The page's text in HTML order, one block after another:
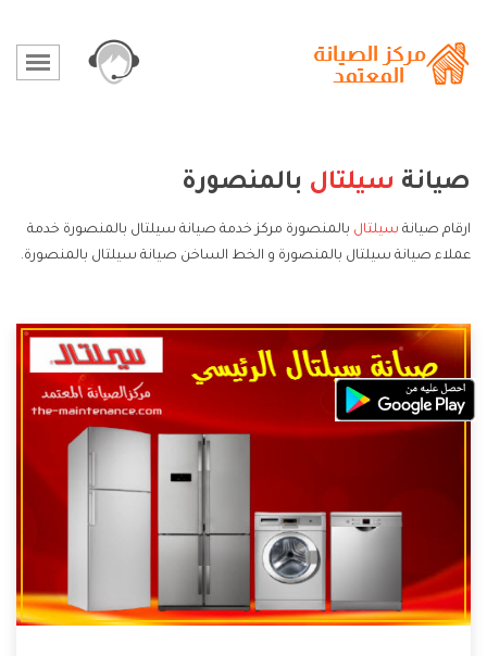
صيانة سيلتال بالمنصورة
ارقام صيانة سيلتال بالمنصورة مركز خدمة صيانة سيلتال بالمنصورة خدمة
عملاء صيانة سيلتال بالمنصورة و الخط الساخن صيانة سيلتال بالمنصورة.